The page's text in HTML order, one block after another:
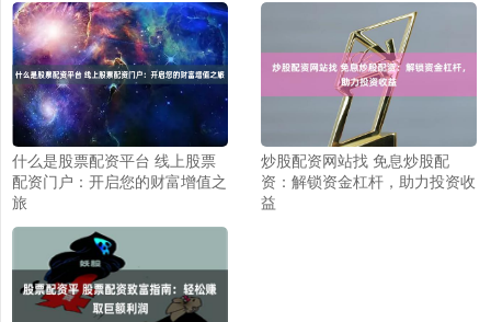
什么是股票配资平台 线上股票
配资门户：开启您的财富增值之
旅
炒股配资网站找 免息炒股配
资：解锁资金杠杆，助力投资收
益